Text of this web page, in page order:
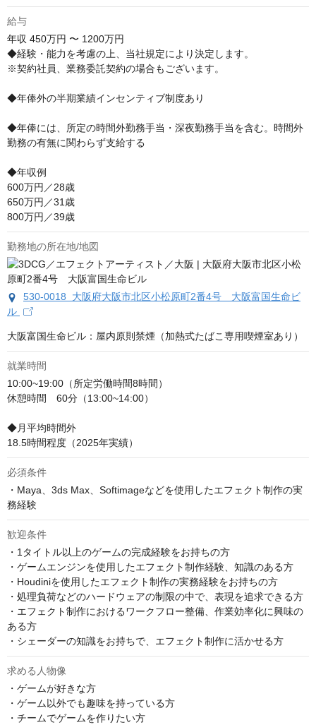
給与
年収 450万円 〜 1200万円
◆経験・能力を考慮の上、当社規定により決定します。
※契約社員、業務委託契約の場合もございます。
◆年俸外の半期業績インセンティブ制度あり
◆年俸には、所定の時間外勤務手当・深夜勤務手当を含む。時間外
勤務の有無に関わらず支給する
◆年収例
600万円／28歳
650万円／31歳
800万円／39歳
勤務地の所在地/地図
530-0018 大阪府大阪市北区小松原町2番4号 大阪富国生命ビ
ル
大阪富国生命ビル：屋内原則禁煙（加熱式たばこ専用喫煙室あり）
就業時間
10:00~19:00（所定労働時間8時間）
休憩時間　60分（13:00~14:00）
◆月平均時間外
18.5時間程度（2025年実績）
必須条件
・Maya、3ds Max、Softimageなどを使用したエフェクト制作の実
務経験
歓迎条件
・1タイトル以上のゲームの完成経験をお持ちの方
・ゲームエンジンを使用したエフェクト制作経験、知識のある方
・Houdiniを使用したエフェクト制作の実務経験をお持ちの方
・処理負荷などのハードウェアの制限の中で、表現を追求できる方
・エフェクト制作におけるワークフロー整備、作業効率化に興味の
ある方
・シェーダーの知識をお持ちで、エフェクト制作に活かせる方
求める人物像
・ゲームが好きな方
・ゲーム以外でも趣味を持っている方
・チームでゲームを作りたい方